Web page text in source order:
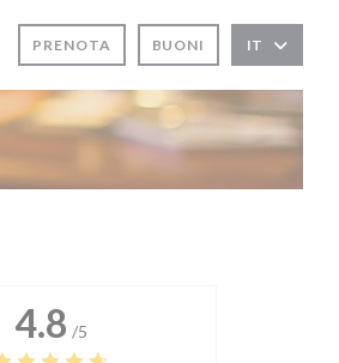
PRENOTA BUONI IT
4.8 /5